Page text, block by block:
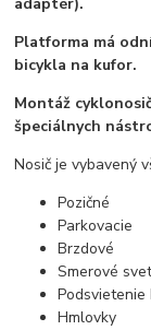
Platforma má
bicykla na kufor.
Montáž
špeciálnych
Nosič je vybavený
Pozičné
Parkovacie
Brzdové
Smerové
Podsvietenie
Hmlovky